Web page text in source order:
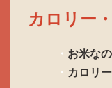
カロリー
お米な
カロリー